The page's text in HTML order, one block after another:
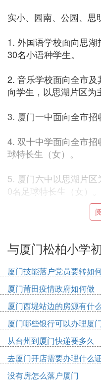
实小、园南、公园、思
1. 外国语学校面向思
30名小语种学生。
2. 音乐学校面向全市
向学生，以思湖片区为
3. 厦门一中面向全市招
4. 双十中学面向全市
球特长生（女）。
5. 厦门六中以思湖片
0名足球特长生（女）。
6. 厦门二中面向全市
7. 厦门五中面向思湖片
8. 观音山音乐学校面
长生。
9. 湖滨中学面向思明
10. 科技中学面向集海
向思明、湖里和翔安招
11. 一中、双十台生班
与厦门松柏小学
厦门技能落户党员要转如
办理
厦门莆田疫情政府如何做
厦门西堤站边的房源有什
厦门哪些银行可以办理厦门
市民卡
从台州到厦门快递要多久
去厦门开店需要办理什么
件
没有房怎么落户厦门